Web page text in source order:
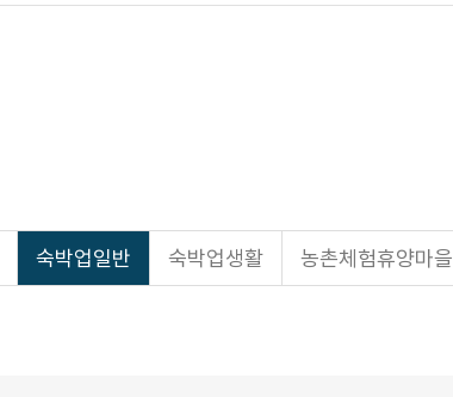
숙박업일반 숙박업생활 농촌체험휴양마을